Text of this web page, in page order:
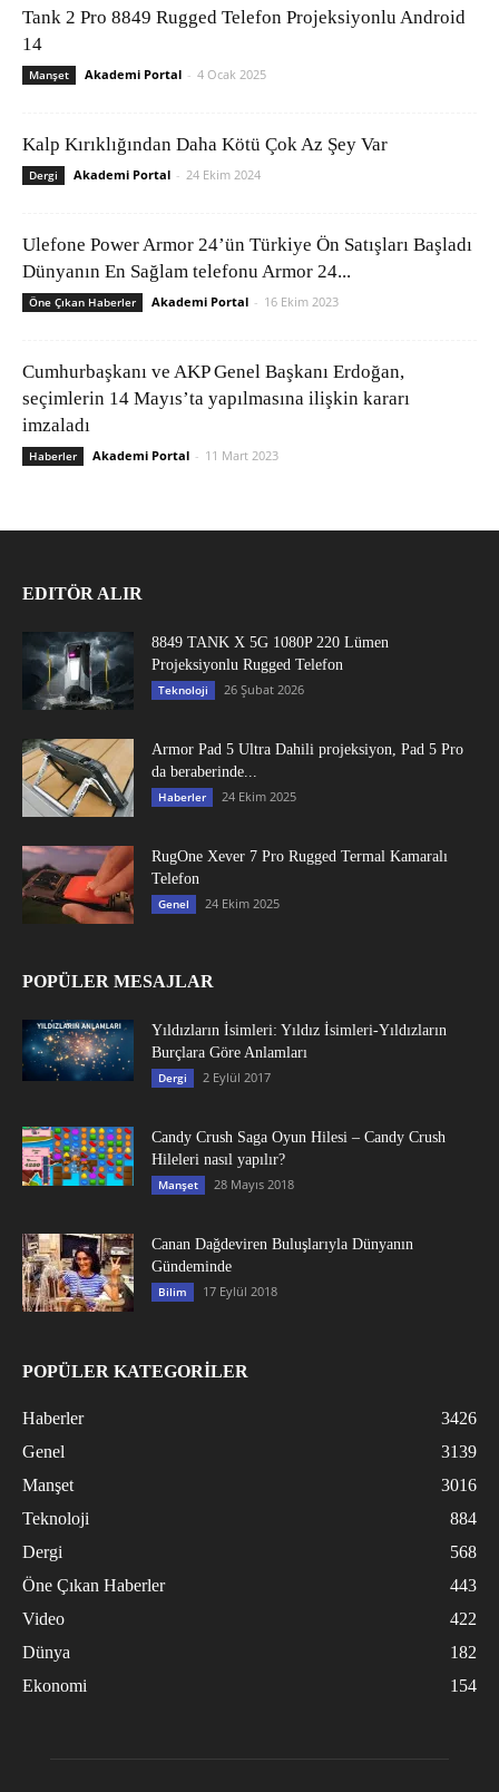
Tank 2 Pro 8849 Rugged Telefon Projeksiyonlu Android
14
Manşet Akademi Portal - 4 Ocak 2025
Kalp Kırıklığından Daha Kötü Çok Az Şey Var
Dergi Akademi Portal - 24 Ekim 2024
Ulefone Power Armor 24’ün Türkiye Ön Satışları Başladı
Dünyanın En Sağlam telefonu Armor 24...
Öne Çıkan Haberler Akademi Portal - 16 Ekim 2023
Cumhurbaşkanı ve AKP Genel Başkanı Erdoğan,
seçimlerin 14 Mayıs’ta yapılmasına ilişkin kararı
imzaladı
Haberler Akademi Portal - 11 Mart 2023
EDITÖR ALIR
8849 TANK X 5G 1080P 220 Lümen
Projeksiyonlu Rugged Telefon
Teknoloji 26 Şubat 2026
Armor Pad 5 Ultra Dahili projeksiyon, Pad 5 Pro
da beraberinde...
Haberler 24 Ekim 2025
RugOne Xever 7 Pro Rugged Termal Kamaralı
Telefon
Genel 24 Ekim 2025
POPÜLER MESAJLAR
Yıldızların İsimleri: Yıldız İsimleri-Yıldızların
Burçlara Göre Anlamları
Dergi 2 Eylül 2017
Candy Crush Saga Oyun Hilesi – Candy Crush
Hileleri nasıl yapılır?
Manşet 28 Mayıs 2018
Canan Dağdeviren Buluşlarıyla Dünyanın
Gündeminde
Bilim 17 Eylül 2018
POPÜLER KATEGORİLER
Haberler
3426
Genel
3139
Manşet
3016
Teknoloji
884
Dergi
568
Öne Çıkan Haberler
443
Video
422
Dünya
182
Ekonomi
154